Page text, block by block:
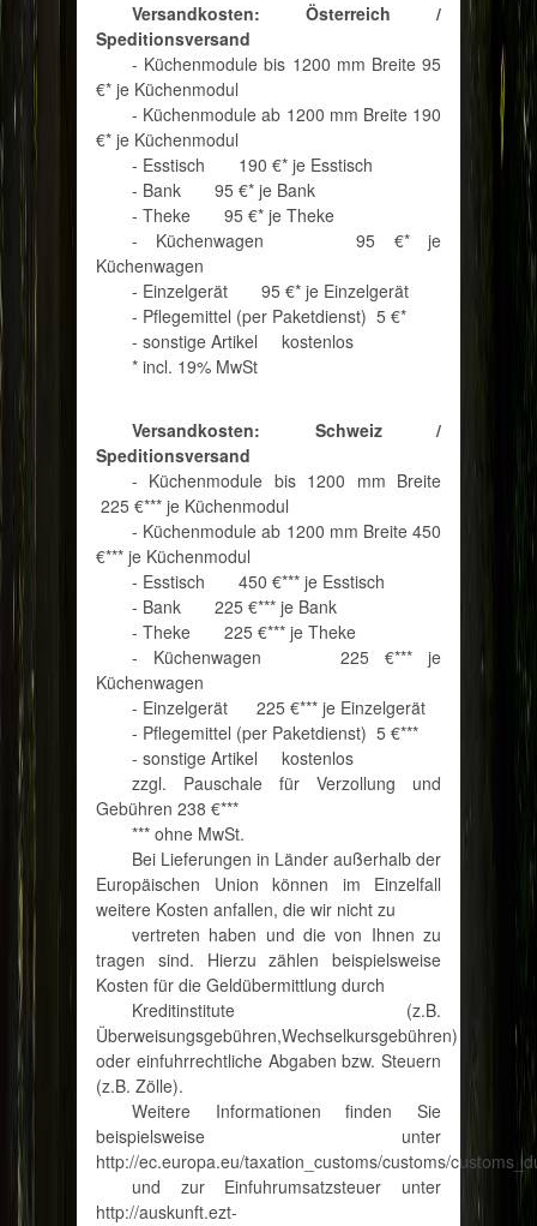
Versandkosten: Österreich /
Speditionsversand
- Küchenmodule bis 1200 mm Breite 95
€* je Küchenmodul
- Küchenmodule ab 1200 mm Breite 190
€* je Küchenmodul
- Esstisch
190 €* je Esstisch
- Bank
95 €* je Bank
- Theke
95 €* je Theke
- Küchenwagen
95 €* je
Küchenwagen
- Einzelgerät
95 €* je Einzelgerät
- Pflegemittel (per Paketdienst) 5 €*
- sonstige Artikel
kostenlos
* incl. 19% MwSt
Versandkosten: Schweiz /
Speditionsversand
- Küchenmodule bis 1200 mm Breite
225 €*** je Küchenmodul
- Küchenmodule ab 1200 mm Breite 450
€*** je Küchenmodul
- Esstisch
450 €*** je Esstisch
- Bank
225 €*** je Bank
- Theke
225 €*** je Theke
- Küchenwagen
225 €*** je
Küchenwagen
- Einzelgerät
225 €*** je Einzelgerät
- Pflegemittel (per Paketdienst) 5 €***
- sonstige Artikel
kostenlos
zzgl. Pauschale für Verzollung und
Gebühren 238 €***
*** ohne MwSt.
Bei Lieferungen in Länder außerhalb der
Europäischen Union können im Einzelfall
weitere Kosten anfallen, die wir nicht zu
vertreten haben und die von Ihnen zu
tragen sind. Hierzu zählen beispielsweise
Kosten für die Geldübermittlung durch
Kreditinstitute (z.B.
Überweisungsgebühren,Wechselkursgebühren)
oder einfuhrrechtliche Abgaben bzw. Steuern
(z.B. Zölle).
Weitere Informationen finden Sie
beispielsweise unter
http://ec.europa.eu/taxation_customs/customs/
und zur Einfuhrumsatzsteuer unter
http://auskunft.ezt-